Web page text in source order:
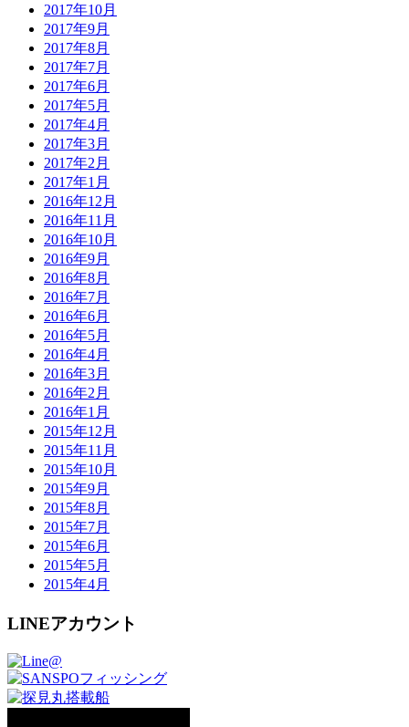
2017年10月
2017年9月
2017年8月
2017年7月
2017年6月
2017年5月
2017年4月
2017年3月
2017年2月
2017年1月
2016年12月
2016年11月
2016年10月
2016年9月
2016年8月
2016年7月
2016年6月
2016年5月
2016年4月
2016年3月
2016年2月
2016年1月
2015年12月
2015年11月
2015年10月
2015年9月
2015年8月
2015年7月
2015年6月
2015年5月
2015年4月
LINEアカウント